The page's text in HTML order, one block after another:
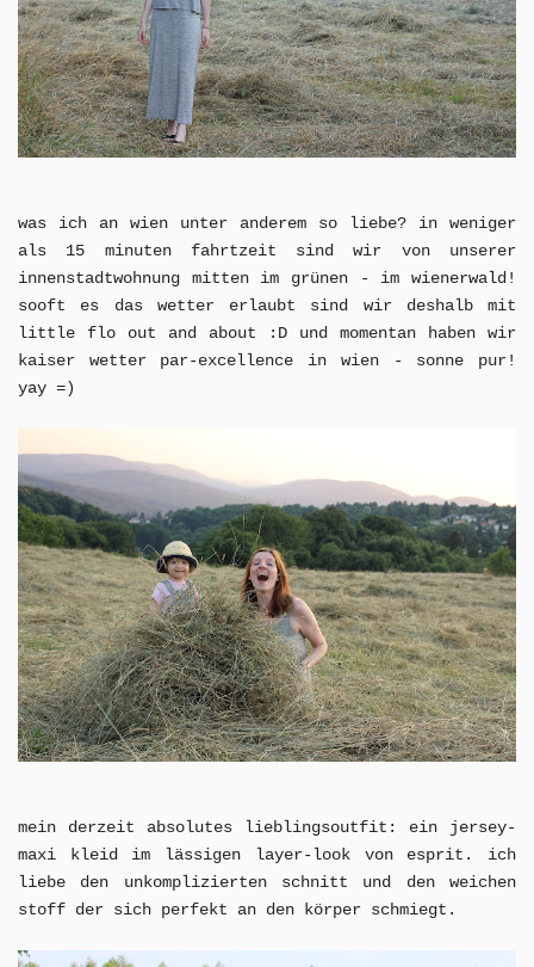
was ich an wien unter anderem so liebe? in weniger
als 15 minuten fahrtzeit sind wir von unserer
innenstadtwohnung mitten im grünen - im wienerwald!
sooft es das wetter erlaubt sind wir deshalb mit
little flo out and about :D und momentan haben wir
kaiser wetter par-excellence in wien - sonne pur!
yay =)
mein derzeit absolutes lieblingsoutfit: ein jersey-
maxi kleid im lässigen layer-look von esprit. ich
liebe den unkomplizierten schnitt und den weichen
stoff der sich perfekt an den körper schmiegt.